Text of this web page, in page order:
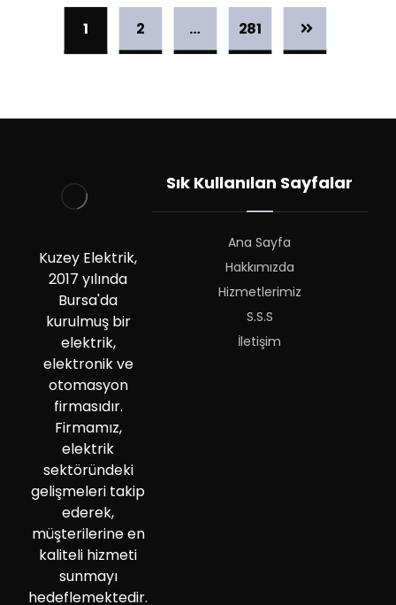
1 2 … 281
Kuzey Elektrik,
2017 yılında
Bursa'da
kurulmuş bir
elektrik,
elektronik ve
otomasyon
firmasıdır.
Firmamız,
elektrik
sektöründeki
gelişmeleri takip
ederek,
müşterilerine en
kaliteli hizmeti
sunmayı
hedeflemektedir.
Sık Kullanılan Sayfalar
Ana Sayfa
Hakkımızda
Hizmetlerimiz
S.S.S
İletişim